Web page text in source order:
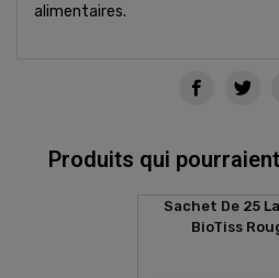
alimentaires.
Produits qui
Sachet De 25
BioTiss